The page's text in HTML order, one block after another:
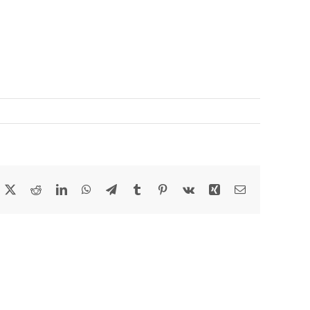
Reddit LinkedInWhatsAppTelegram
TumblrPinterest
Vk Xing